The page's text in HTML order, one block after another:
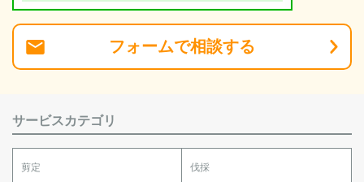
フォームで相談する
サービスカテゴリ
剪定 伐採